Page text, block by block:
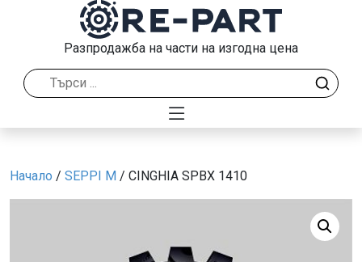
Разпродажба на части на изгодна цена
Начало / SEPPI M / CINGHIA SPBX 1410